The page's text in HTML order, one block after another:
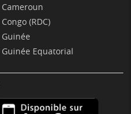
Cameroun
Congo (RDC)
Guinée
Guinée Equatorial